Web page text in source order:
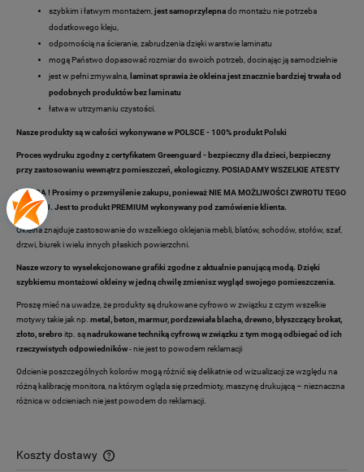
szybkim i łatwym montażem, jest samoprzylepnado montażu nie potrzeba
dodatkowego kleju,
odpornością na ścieranie, zabrudzenia dzięki warstwie laminatu
mogą Państwo dopasować rozmiar do swoich potrzeb, docinając ją samodzielnie
jest w pełni zmywalna,
laminat sprawia że okleina jest znacznie bardziej trwała od
podobnych produktów bez laminatu
łatwa w utrzymaniu czystości.
Nasze produkty są w całości wykonywane w POLSCE - 100% produkt Polski
Proces wydruku zgodny z certyfikatem Greenguard - bezpieczny dla dzieci, bezpieczny
przy zastosowaniu wewnątrz pomieszczeń, ekologiczny. POSIADAMY WSZELKIE ATESTY
UWAGA ! Prosimy o przemyślenie zakupu, ponieważ NIE MA MOŻLIWOŚCI ZWROTU TEGO
TOWARU. Jest to produkt PREMIUM wykonywany pod zamówienie klienta.
Okleina znajduje zastosowanie do wszelkiego oklejania mebli, blatów, schodów, stołów, szaf,
drzwi, biurek i wielu innych płaskich powierzchni.
Nasze wzory to wyselekcjonowane grafiki zgodne z aktualnie panującą modą. Dzięki
szybkiemu montażowi okleiny w jedną chwilę zmienisz wygląd swojego pomieszczenia.
Proszę mieć na uwadze, że produkty są drukowane cyfrowo w związku z czym wszelkie
motywy takie jak np. metal, beton, marmur, pordzewiała blacha, drewno, błyszczący brokat,
złoto, srebroitp. sąnadrukowane techniką cyfrową w związku z tym mogą odbiegać od ich
rzeczywistych odpowiedników- nie jest to powodem reklamacji
Odcienie poszczególnych kolorów mogą różnić się delikatnie od wizualizacji ze względu na
różną kalibrację monitora, na którym ogląda się przedmioty, maszynę drukującą – nieznaczna
różnica w odcieniach nie jest powodem do reklamacji.
Koszty dostawy
Cena nie zawiera ewentualnych kosztów płatności